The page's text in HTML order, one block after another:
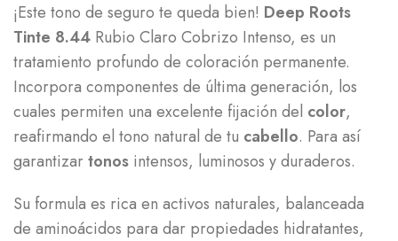
¡Este tono de seguro te queda bien! Deep Roots
Tinte 8.44 Rubio Claro Cobrizo Intenso, es un
tratamiento profundo de coloración permanente.
Incorpora componentes de última generación, los
cuales permiten una excelente fijación del color,
reafirmando el tono natural de tu cabello. Para así
garantizartonos intensos, luminosos y duraderos.
Su formula es rica en activos naturales, balanceada
de aminoácidos para dar propiedades hidratantes,